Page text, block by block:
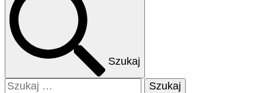
Szukaj
Szukaj: